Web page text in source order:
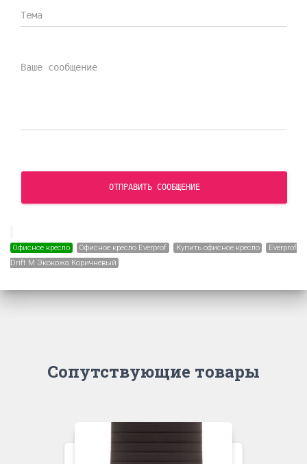
ОТПРАВИТЬ СООБЩЕНИЕ
Офисное кресло Офисное кресло Everprof Купить офисное кресло
Everprof
Drift M Экокожа Коричневый
Сопутствующие товары